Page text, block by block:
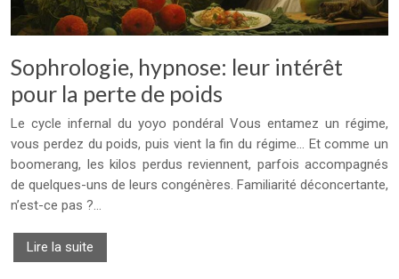
Sophrologie, hypnose: leur intérêt
pour la perte de poids
Le cycle infernal du yoyo pondéral Vous entamez un régime,
vous perdez du poids, puis vient la fin du régime… Et comme un
boomerang, les kilos perdus reviennent, parfois accompagnés
de quelques-uns de leurs congénères. Familiarité déconcertante,
n’est-ce pas ?…
Lire la suite